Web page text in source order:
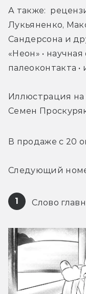
А также:
Лукьяненко,
Сандерсона и
«Неон» •
палеоконтакта •
Иллюстрация на
Семен
В продаже с 20
Следующий
1 Слово